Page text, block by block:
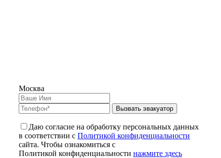
Москва
Вызвать эвакуатор
Даю согласие на обработку персональных данных
в соответствии с Политикой конфиденциальности
сайта. Чтобы ознакомиться с
Политикой конфиденциальности нажмите здесь